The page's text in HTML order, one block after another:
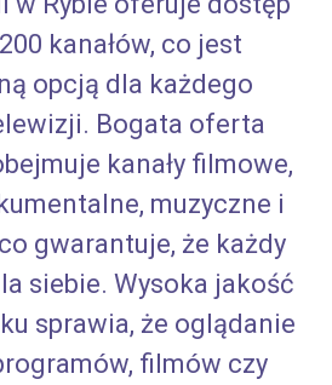
kanałów, co jest
opcją dla każdego
Bogata oferta
kanały filmowe,
muzyczne i
gwarantuje, że każdy
siebie. Wysoka jakość
sprawia, że oglądanie
filmów czy